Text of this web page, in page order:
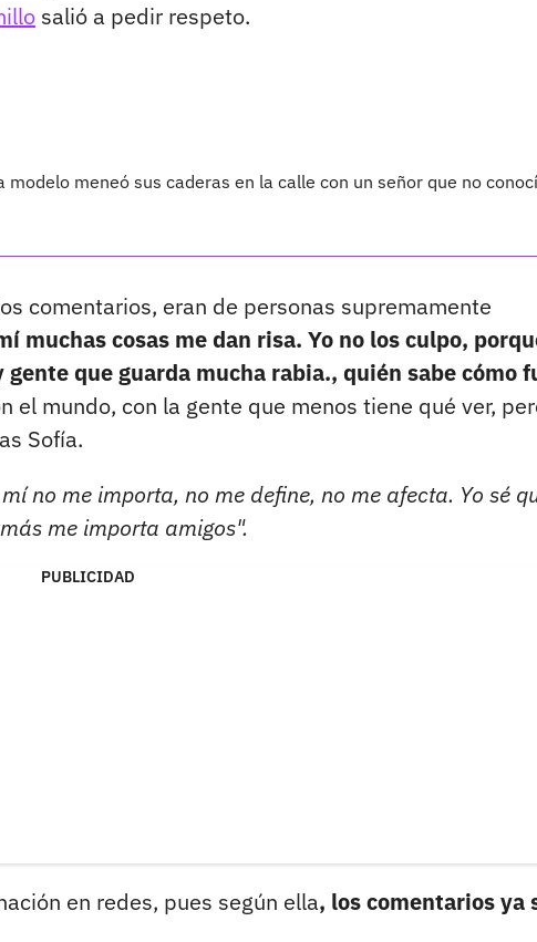
salió a pedir respeto.
modelo meneó sus caderas en la calle con un señor que no
comentarios, eran de personas supremamente
muchas cosas me dan risa. Yo no los culpo,
que guarda mucha rabia., quién sabe cómo
el mundo, con la gente que menos tiene qué ver,
Sofía.
no me importa, no me define, no me afecta. Yo sé
me importa amigos".
PUBLICIDAD
en redes, pues según ella, los comentarios ya